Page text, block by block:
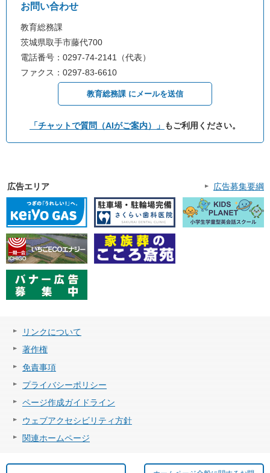
お問い合わせ
教育総務課
茨城県取手市藤代700
電話番号：0297-74-2141（代表）
ファクス：0297-83-6610
教育総務課 にメールを送信
「チャットで質問（AIがご案内）」 もご利用ください。
広告エリア 広告募集要綱
リンクについて
著作権
免責事項
プライバシーポリシー
ページ作成ガイドライン
ウェブアクセシビリティ方針
関連ホームページ